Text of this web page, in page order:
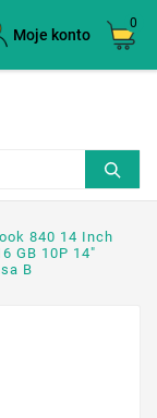
Moje konto
0
840 14 Inch
GB 10P 14"
B
×